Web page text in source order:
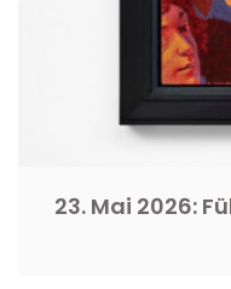
23. Mai 2026: